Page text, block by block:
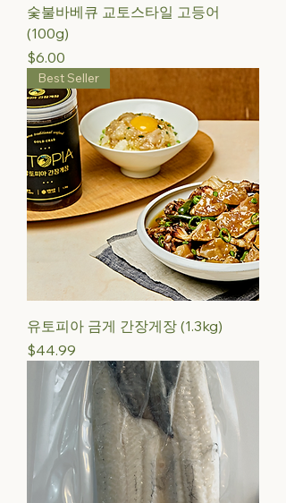
숯불바베큐 교토스타일 고등어
(100g)
Price
$6.00
Best Seller
유토피아 금게 간장게장 (1.3kg)
Price
$44.99